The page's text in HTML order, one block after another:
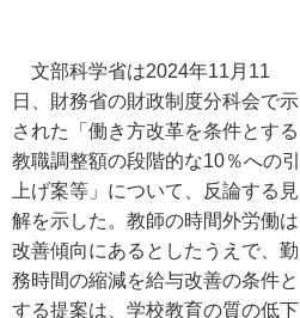
文部科学省は2024年11月11
日、財務省の財政制度分科会で示
された「働き方改革を条件とする
教職調整額の段階的な10％への引
上げ案等」について、反論する見
解を示した。教師の時間外労働は
改善傾向にあるとしたうえで、勤
務時間の縮減を給与改善の条件と
する提案は、学校教育の質の低下